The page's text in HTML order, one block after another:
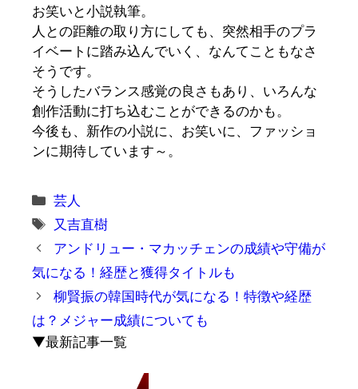
お笑いと小説執筆。
人との距離の取り方にしても、突然相手のプラ
イベートに踏み込んでいく、なんてこともなさ
そうです。
そうしたバランス感覚の良さ もあり、いろんな
創作活動に打ち込むことができるのかも。
今後も、新作の小説に、お笑いに、ファッショ
ンに期待しています～。
カ
テ
リ
ー
芸人
タ
グ
又吉直樹
アンドリュー・マカッチェンの成績や守備が
気になる！経歴と獲得タイトルも
柳賢振の韓国時代が気になる！特徴や経歴
は？メジャー成績についても
▼最新記事一覧